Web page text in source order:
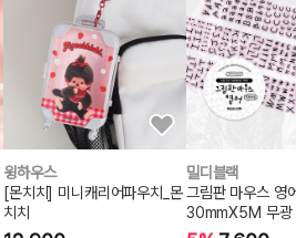
윙하우스
[몬치치] 미니캐리어파우치_몬
치치
밀디블랙
그림판 마우스 영
30mmX5M 무광
프